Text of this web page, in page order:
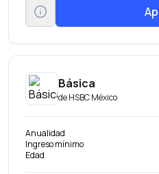
Básica
deHSBC México
Anualidad
Ingreso mínimo
Edad